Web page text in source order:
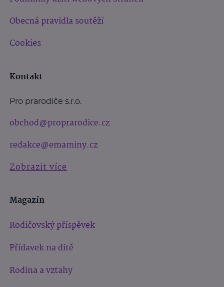
Obecná pravidla soutěží
Cookies
Kontakt
Pro prarodiče s.r.o.
obchod@proprarodice.cz
redakce@emaminy.cz
Zobrazit více
Magazín
Rodičovský příspěvek
Přídavek na dítě
Rodina a vztahy